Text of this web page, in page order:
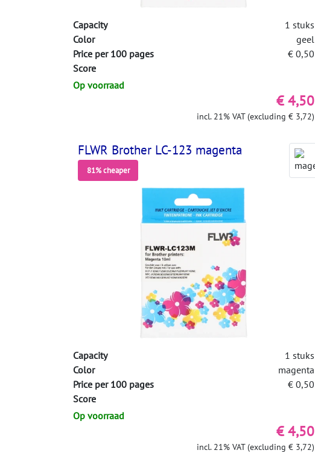
Capacity
1 stuks
Color
geel
Price per 100 pages
€ 0,50
Score
Op voorraad
€ 4,50
incl. 21% VAT (excluding € 3,72)
FLWR Brother LC-123 magenta
81% cheaper
Capacity
1 stuks
Color
magenta
Price per 100 pages
€ 0,50
Score
Op voorraad
€ 4,50
incl. 21% VAT (excluding € 3,72)